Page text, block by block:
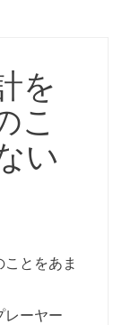
を
こ
い
とをあま
レーヤー